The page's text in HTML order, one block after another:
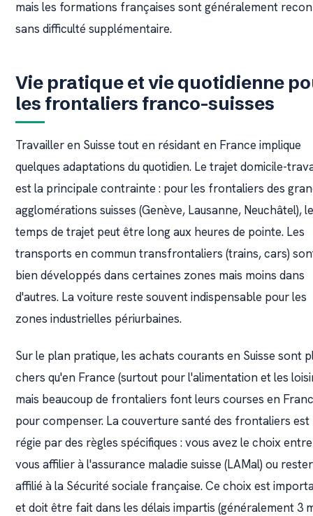
mais les formations françaises sont généralement
sans difficulté supplémentaire.
Vie pratique et vie quotidienne
les frontaliers franco-suisses
Travailler en Suisse tout en résidant en France implique
quelques adaptations du quotidien. Le trajet domicile-
est la principale contrainte : pour les frontaliers des
agglomérations suisses (Genève, Lausanne, Neuchâtel), le
temps de trajet peut être long aux heures de pointe. Les
transports en commun transfrontaliers (trains, cars)
bien développés dans certaines zones mais moins dans
d'autres. La voiture reste souvent indispensable pour les
zones industrielles périurbaines.
Sur le plan pratique, les achats courants en Suisse sont
chers qu'en France (surtout pour l'alimentation et les
mais beaucoup de frontaliers font leurs courses en
pour compenser. La couverture santé des frontaliers est
régie par des règles spécifiques : vous avez le choix entre
vous affilier à l'assurance maladie suisse (LAMal) ou rester
affilié à la Sécurité sociale française. Ce choix est
et doit être fait dans les délais impartis (généralement 3